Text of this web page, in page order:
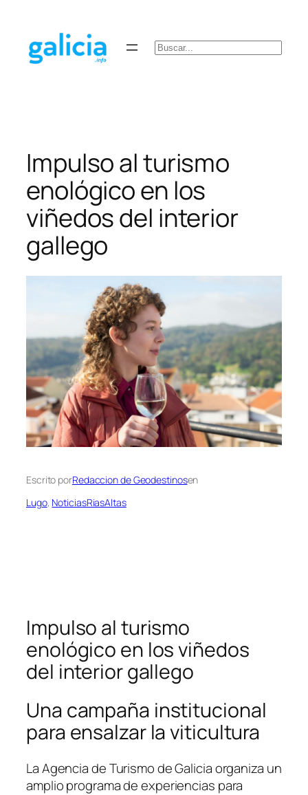
contenido
Buscar
Impulso al turismo
enológico en los
viñedos del interior
gallego
Escrito porRedaccion de Geodestinosen
Lugo, NoticiasRiasAltas
Impulso al turismo
enológico en los viñedos
del interior gallego
Una campaña institucional
para ensalzar la viticultura
La Agencia de Turismo de Galicia organiza un
amplio programa de experiencias para